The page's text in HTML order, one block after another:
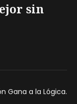
sin
Gana a la Lógica.